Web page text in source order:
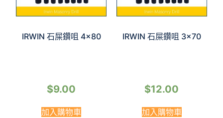
IRWIN 石屎鑽咀 4×80
$9.00
加入購物車
IRWIN 石屎鑽咀 3×70
$12.00
加入購物車